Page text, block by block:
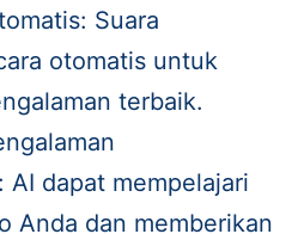
Suara
otomatis untuk
terbaik.
AI dapat mempelajari
Anda dan memberikan